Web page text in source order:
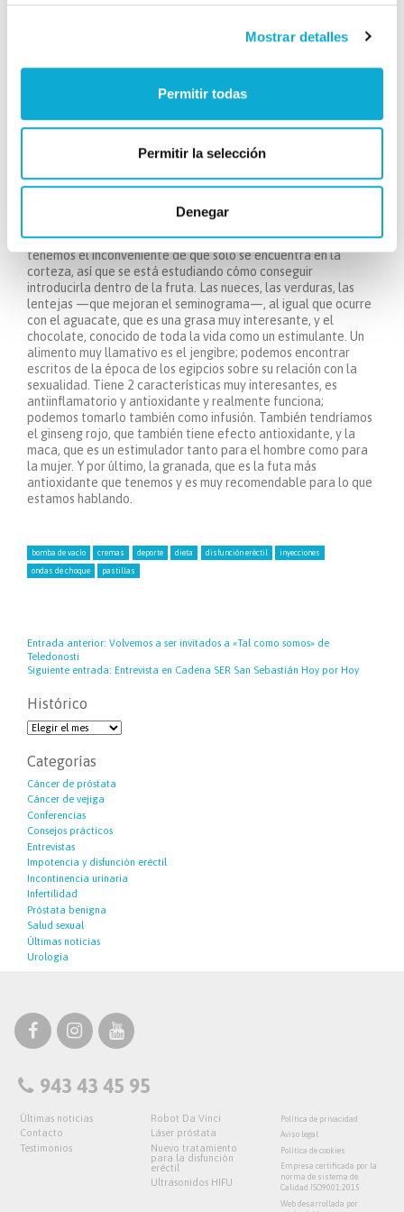
Mostrar detalles
Permitir todas
Permitir la selección
Denegar
R. Es algo clave. Hemos hablado de fármacos pero lo más
el deporte. Existe un estudio muy interesante. Se realizó sobre
se comprobó que su erección mejoraba, así que la actividad
P. Hablando ya de alimentación, ¿qué dieta es
interesante para conseguir una mejora en nuestra vida
R. Las hambuguesas no las vamos a recomendar… Los pescados
son buenísmos—los omega 3, los omega 6—. La sandía,
curiosamente, por su contenido en citrulina. La citrulina tiene
un efecto similar al de la Viagra, es interesantísima pero
tenemos el inconveniente de que sólo se encuentra en la
corteza, así que se está estudiando cómo conseguir
introducirla dentro de la fruta. Las nueces, las verduras, las
lentejas —que mejoran el seminograma—, al igual que ocurre
con el aguacate, que es una grasa muy interesante, y el
chocolate, conocido de toda la vida como un estimulante. Un
alimento muy llamativo es el jengibre; podemos encontrar
escritos de la época de los egipcios sobre su relación con la
sexualidad. Tiene 2 características muy interesantes, es
antiinflamatorio y antioxidante y realmente funciona;
podemos tomarlo también como infusión. También tendríamos
el ginseng rojo, que también tiene efecto antioxidante, y la
maca, que es un estimulador tanto para el hombre como para
la mujer. Y por último, la granada, que es la futa más
antioxidante que tenemos y es muy recomendable para lo que
estamos hablando.
bomba de vacío cremas deporte dieta disfunción eréctil
inyecciones
ondas de choque
pastillas
Entrada anterior: Volvemos a ser invitados a «Tal como somos» de
Teledonosti
Siguiente entrada: Entrevista en Cadena SER San Sebastián Hoy por Hoy
Histórico
Categorías
Cáncer de próstata
Cáncer de vejiga
Conferencias
Consejos prácticos
Entrevistas
Impotencia y disfunción eréctil
Incontinencia urinaria
Infertilidad
Próstata benigna
Salud sexual
Últimas noticias
Urología
943 43 45 95
Últimas noticias
Contacto
Testimonios
Robot Da Vinci
Láser próstata
Nuevo tratamiento
para la disfunción
eréctil
Ultrasonidos HIFU
Política de privacidad
Aviso legal
Política de cookies
Empresa certificada por la
norma de sistema de
Calidad ISO9001:2015
Web desarrollada por